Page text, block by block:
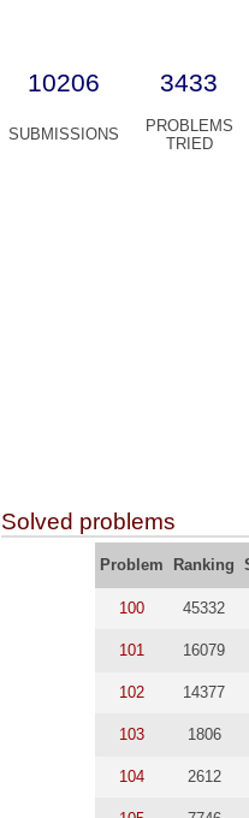
10206 3433
SUBMISSIONS
PROBLEMS
TRIED
Solved problems
Problem Ranking
100 45332
101 16079
102 14377
103 1806
104 2612